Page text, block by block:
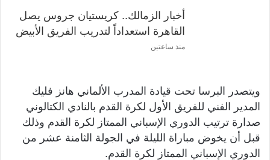
أخبار الزمالك.. كريستيان جروس يصل
القاهرة استعداداً لتدريب الفريق الأبيض
منذ ساعتين
ويتصدر البرسا تحت قيادة المدرب الألماني هانز فليك
المدير الفني للفريق الأول لكرة القدم بالنادي الكتالوني
صدارة ترتيب الدوري الإسباني الممتاز لكرة القدم وذلك
قبل أن يخوض مباراة الليلة في الجولة الثامنة عشر من
الدوري الإسباني الممتاز لكرة القدم.